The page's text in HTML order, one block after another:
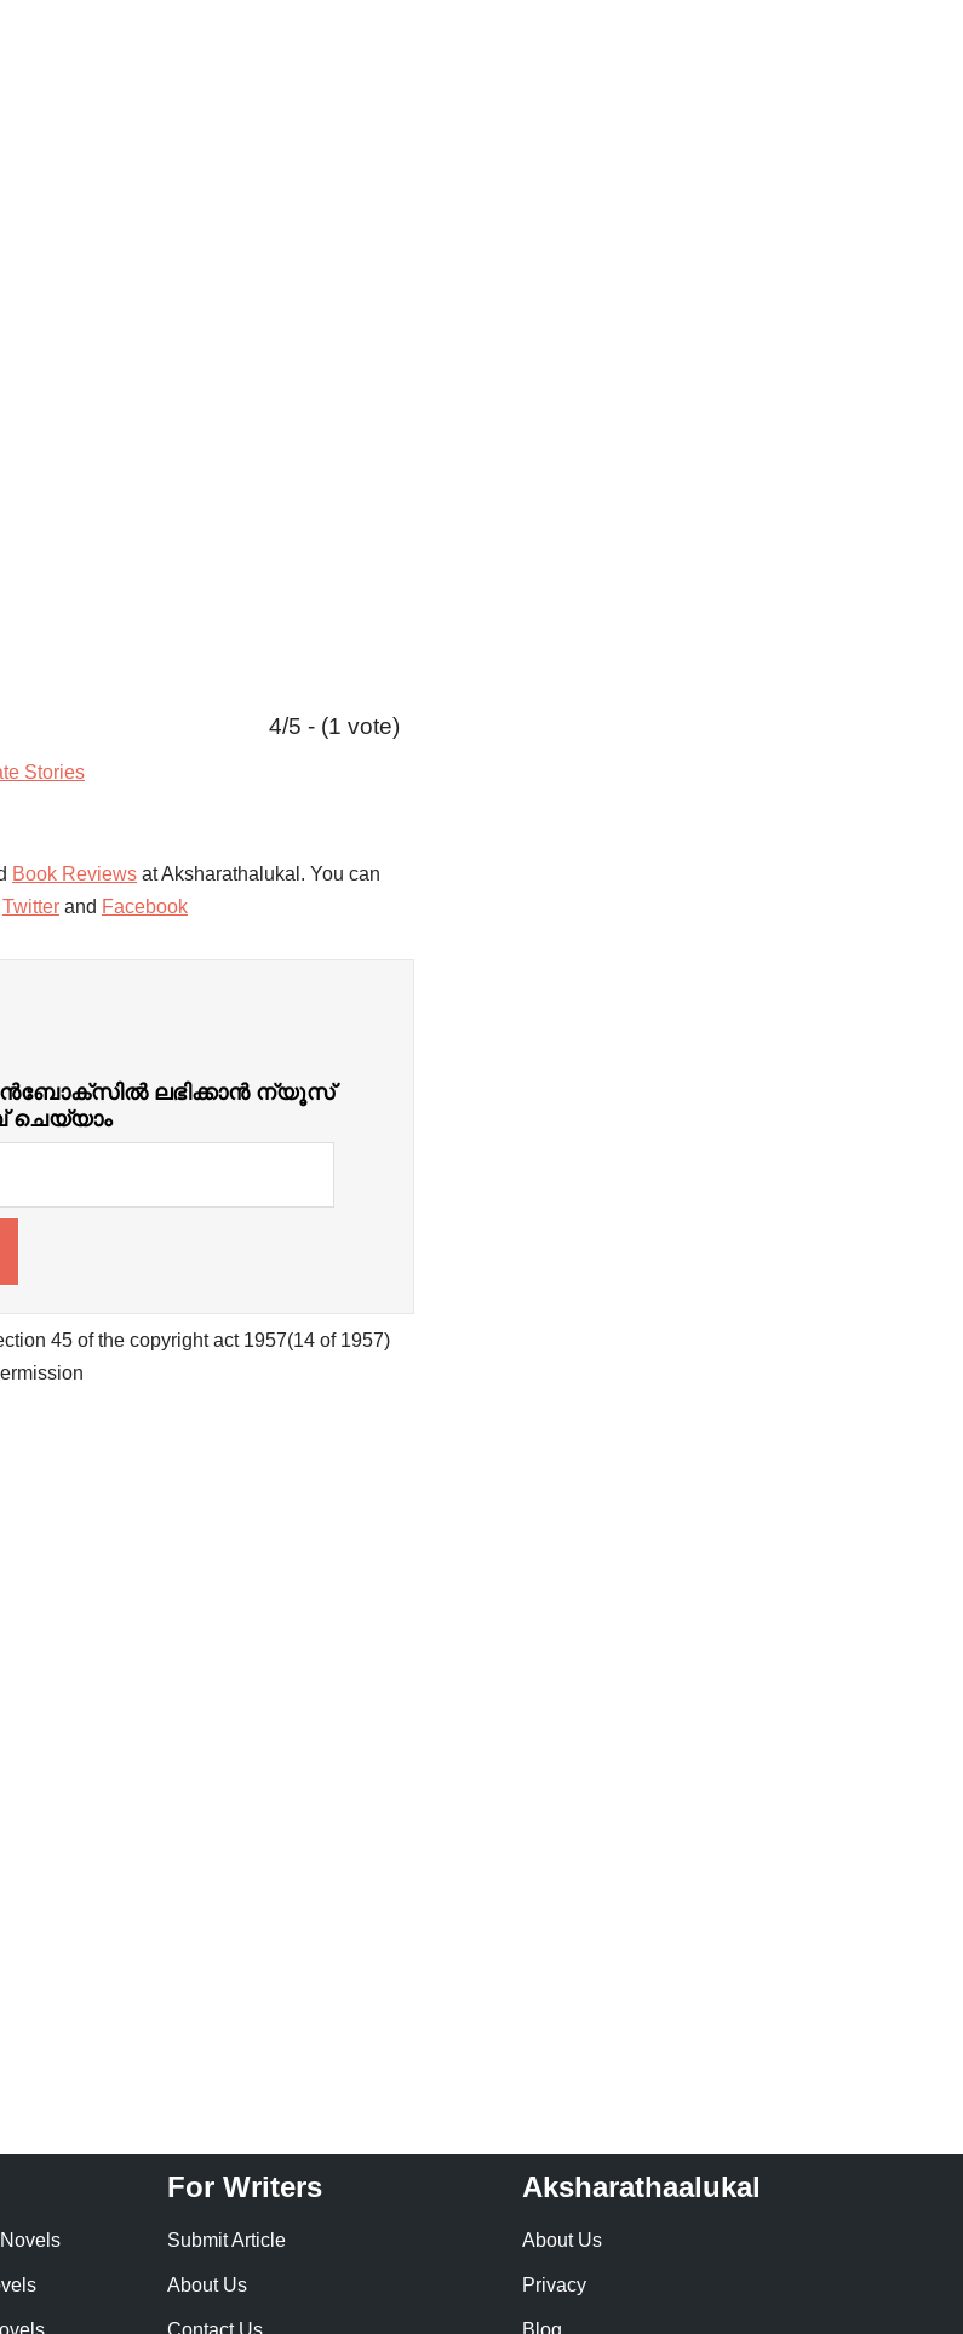
4/5 - (1 vote)
Stories
Book Reviews at Aksharathalukal. You can
Twitter and Facebook
ലഭിക്കാന്‍ ന്യൂസ്
45 of the copyright act 1957(14 of 1957)
For Writers
Submit Article
About Us
Contact Us
Aksharathaalukal
About Us
Privacy
Blog